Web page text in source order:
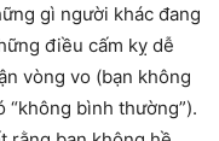
gì người khác đang
điều cấm kỵ dễ
vòng vo (bạn không
bình thường”).